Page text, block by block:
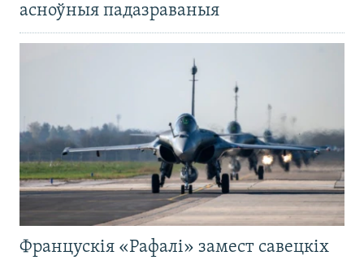
асноўныя падазраваныя
Францускія «Рафалі» замест савецкіх